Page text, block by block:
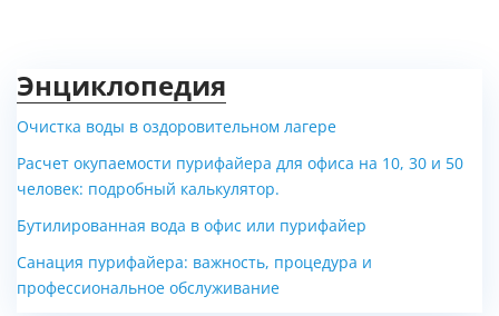
Комплект бесконтактной
Ecomaster WL 7
Цена 22 700 руб.
крышкой - 700 мл
Цена 150 руб.
Энциклопедия
Очистка воды в оздоровительном лагере
Расчет окупаемости пурифайера для офиса на 10, 30 и 50
человек: подробный калькулятор.
Бутилированная вода в офис или пурифайер
Санация пурифайера: важность, процедура и
профессиональное обслуживание